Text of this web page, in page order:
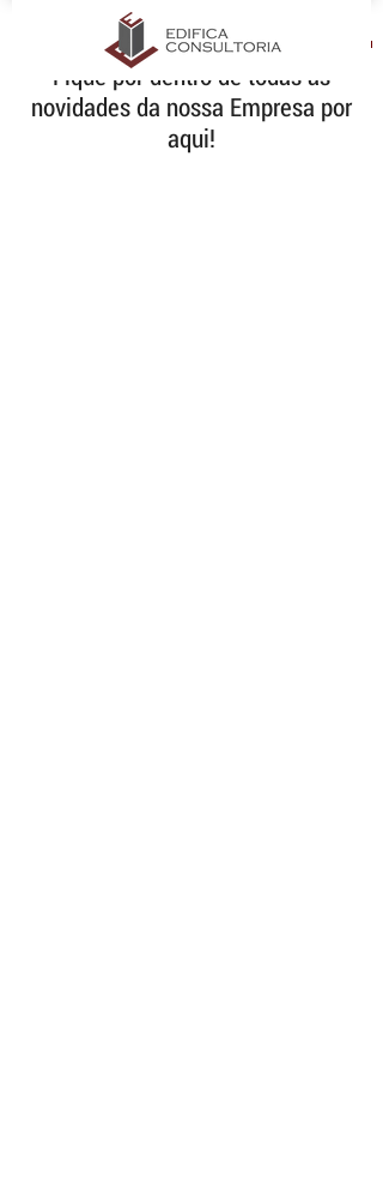
Fique por dentro de todas as
novidades da nossa Empresa por
aqui!